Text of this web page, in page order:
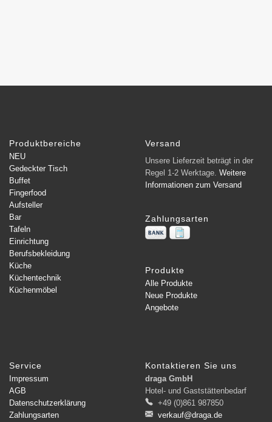
Produktbereiche
NEU
Gedeckter Tisch
Buffet
Fingerfood
Aufsteller
Bar
Tafeln
Einrichtung
Berufsbekleidung
Küche
Küchentechnik
Küchenmöbel
Versand
Unsere Lieferzeit beträgt in der
Regel 1-2 Werktage. Weitere
Informationen zum Versand
Zahlungsarten
Produkte
Alle Produkte
Neue Produkte
Angebote
Service
Impressum
AGB
Datenschutzerklärung
Zahlungsarten
Kontaktieren Sie uns
draga GmbH
Hotel- und Gaststättenbedarf
+49 (0)861 987850
verkauf@draga.de